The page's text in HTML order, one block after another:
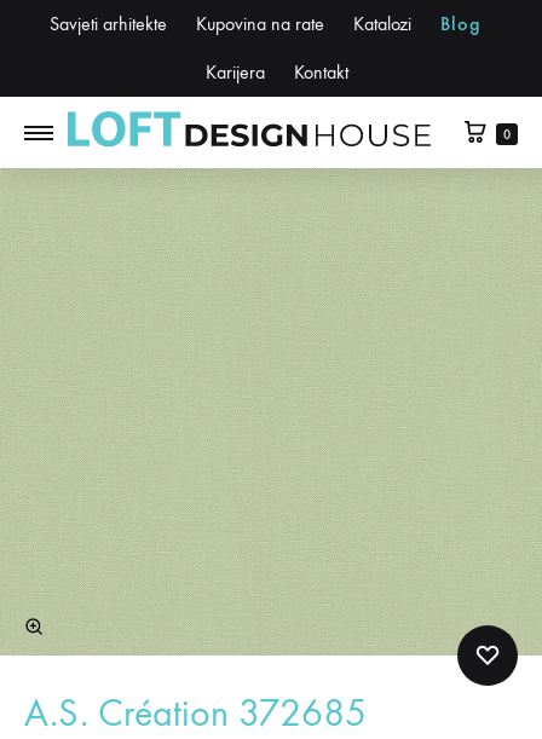
Savjeti arhitekte Kupovina na rate Katalozi Blog
Karijera Kontakt
0
A.S. Création 372685